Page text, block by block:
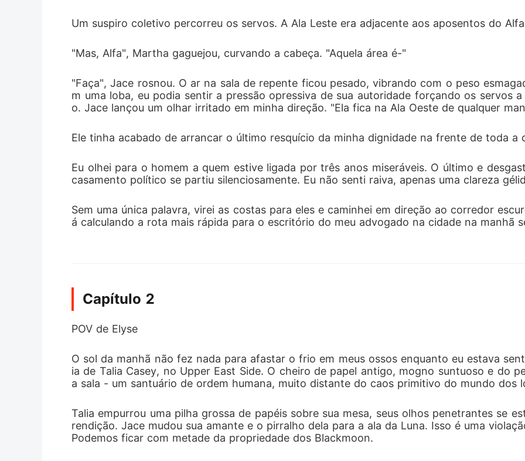
Um suspiro coletivo percorreu os servos. A Ala Leste era adjacente aos aposentos do
"Mas, Alfa", Martha gaguejou, curvando a cabeça. "Aquela área é-"
"Faça", Jace rosnou. O ar na sala de repente ficou pesado, vibrando com o peso
m uma loba, eu podia sentir a pressão opressiva de sua autoridade forçando os servos
o. Jace lançou um olhar irritado em minha direção. "Ela fica na Ala Oeste de qualquer
Ele tinha acabado de arrancar o último resquício da minha dignidade na frente de toda a
Eu olhei para o homem a quem estive ligada por três anos miseráveis. O último e
casamento político se partiu silenciosamente. Eu não senti raiva, apenas uma clareza
Sem uma única palavra, virei as costas para eles e caminhei em direção ao corredor
á calculando a rota mais rápida para o escritório do meu advogado na cidade na manhã
Capítulo 2
POV de Elyse
O sol da manhã não fez nada para afastar o frio em meus ossos enquanto eu estava
ia de Talia Casey, no Upper East Side. O cheiro de papel antigo, mogno suntuoso e do
a sala - um santuário de ordem humana, muito distante do caos primitivo do mundo dos
Talia empurrou uma pilha grossa de papéis sobre sua mesa, seus olhos penetrantes se
rendição. Jace mudou sua amante e o pirralho dela para a ala da Luna. Isso é uma
Podemos ficar com metade da propriedade dos Blackmoon.